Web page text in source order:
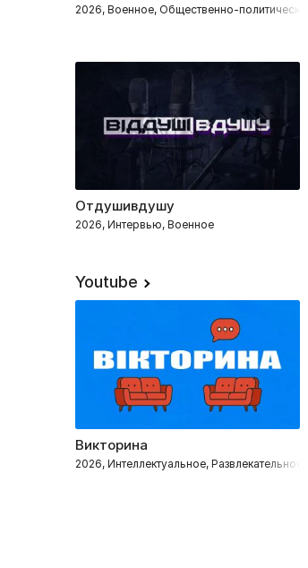
2026, Военное, Общественно-политическое
Отдушивдушу
2026, Интервью, Военное
Youtube
Викторина
2026, Интеллектуальное, Развлекательное